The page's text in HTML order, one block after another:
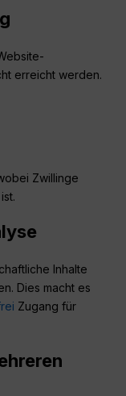
erreicht werden.
Zwillinge
Inhalte
Dies macht es
Zugang für